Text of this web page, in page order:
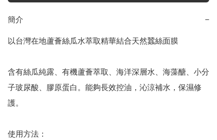
簡介 −
以台灣在地蘆薈絲瓜水萃取精華結合天然蠶絲面膜
含有絲瓜純露、有機蘆薈萃取、海洋深層水、海藻醣、小分
子玻尿酸、膠原蛋白。能夠長效控油，沁涼補水，保濕修
護。
使用方法：